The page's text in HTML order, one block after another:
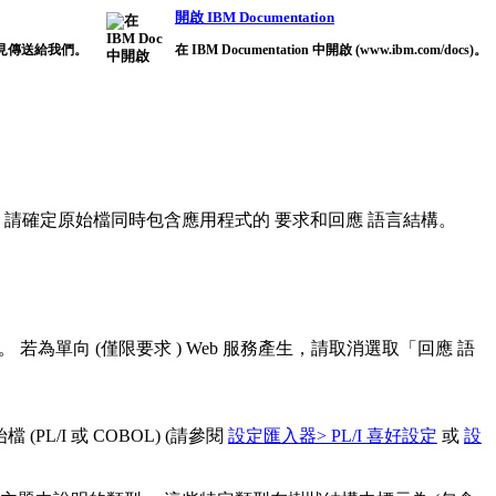
傳送給我們。
開啟 IBM Documentation
在 IBM Documentation 中開啟 (www.ibm.com/docs)。
確定原始檔同時包含應用程式的 要求和回應 語言結構。
若為單向 (僅限要求 ) Web 服務產生，請取消選取「 回應 語
(PL/I 或 COBOL) (請參閱 設定匯入器> PL/I 喜好設定 或 設